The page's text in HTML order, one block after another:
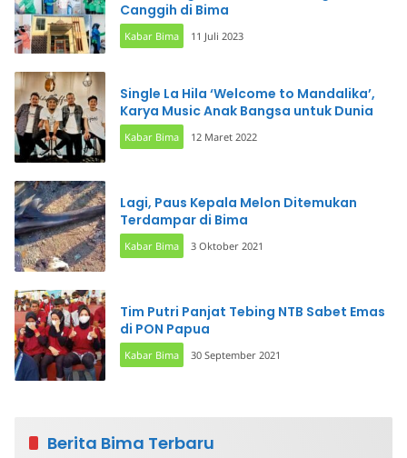
Canggih di Bima
Kabar Bima 11 Juli 2023
Single La Hila ‘Welcome to Mandalika’,
Karya Music Anak Bangsa untuk Dunia
Kabar Bima 12 Maret 2022
Lagi, Paus Kepala Melon Ditemukan
Terdampar di Bima
Kabar Bima 3 Oktober 2021
Tim Putri Panjat Tebing NTB Sabet Emas
di PON Papua
Kabar Bima 30 September 2021
Berita Bima Terbaru